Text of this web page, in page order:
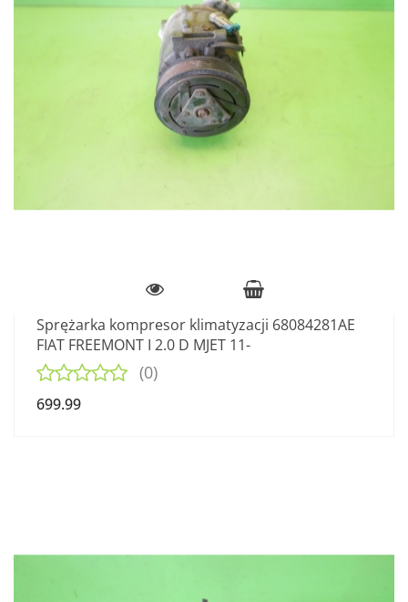
Sprężarka kompresor klimatyzacji 68084281AE
FIAT FREEMONT I 2.0 D MJET 11-
(0)
699.99